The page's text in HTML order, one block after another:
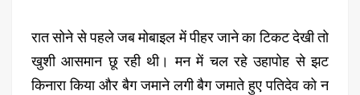
रात सोने से पहले जब मोबाइल में पीहर जाने का टिकट देखी तो
खुशी आसमान छू रही थी। मन में चल रहे उहापोह से झट
किनारा किया और बैग जमाने लगी बैग जमाते हुए पतिदेव को न